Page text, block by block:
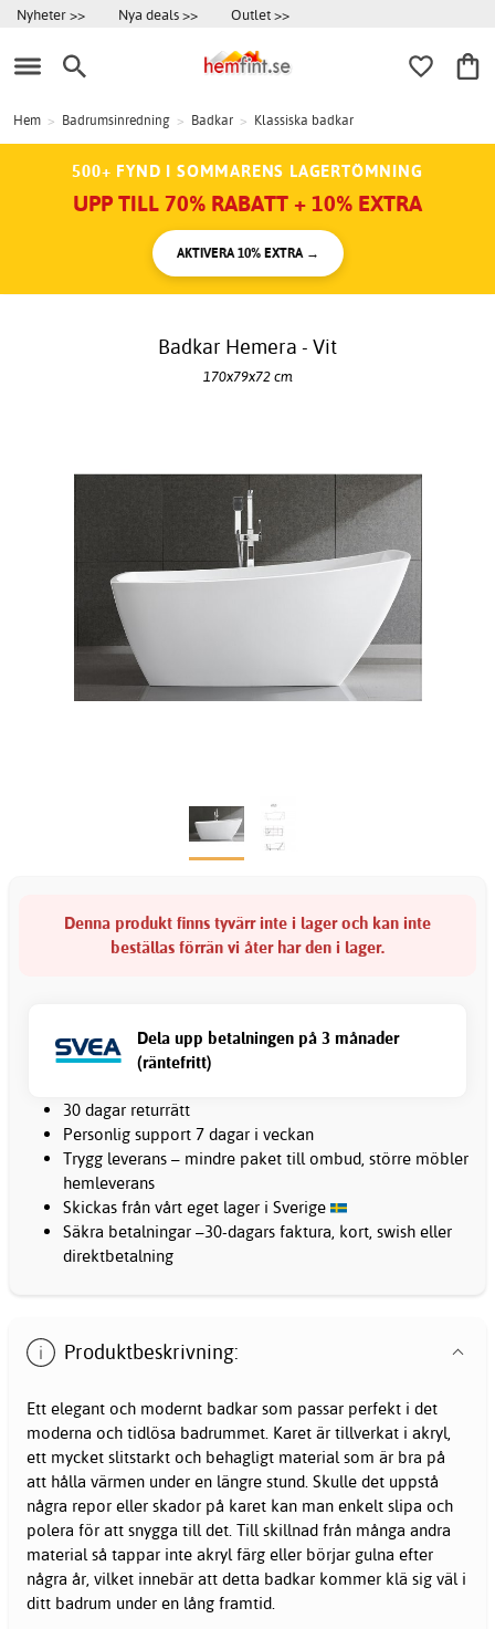
Nyheter >> Nya deals >> Outlet >>
Hem > Badrumsinredning > Badkar > Klassiska badkar
500+ FYND I SOMMARENS LAGERTÖMNING
UPP TILL 70% RABATT + 10% EXTRA
AKTIVERA 10% EXTRA →
Badkar Hemera - Vit
170x79x72 cm
Denna produkt finns tyvärr inte i lager och kan inte
beställas förrän vi åter har den i lager.
Dela upp betalningen på 3 månader
(räntefritt)
30 dagar returrätt
Personlig support 7 dagar i veckan
Trygg leverans – mindre paket till ombud, större möbler
hemleverans
Skickas från vårt eget lager i Sverige
Säkra betalningar –30-dagars faktura, kort, swish eller
direktbetalning
Produktbeskrivning:
Ett elegant och modernt badkar som passar perfekt i det
moderna och tidlösa badrummet. Karet är tillverkat i akryl,
ett mycket slitstarkt och behagligt material som är bra på
att hålla värmen under en längre stund. Skulle det uppstå
några repor eller skador på karet kan man enkelt slipa och
polera för att snygga till det. Till skillnad från många andra
material så tappar inte akryl färg eller börjar gulna efter
några år, vilket innebär att detta badkar kommer klä sig väl i
ditt badrum under en lång framtid.